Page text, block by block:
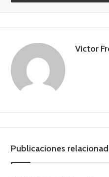
Victor
Publicaciones